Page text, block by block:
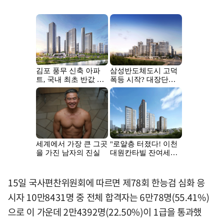
15일 국사편찬위원회에 따르면 제78회 한능검 심화 응
시자 10만8431명 중 전체 합격자는 6만78명(55.41%)
으로 이 가운데 2만4392명(22.50%)이 1급을 통과했